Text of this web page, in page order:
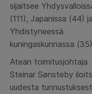
sijaitsee
(111), Japanissa (44) ja
Yhdistyneessä
kuningaskunnassa
Atean toimitusjohtaja
Steinar Sønsteby
uudesta